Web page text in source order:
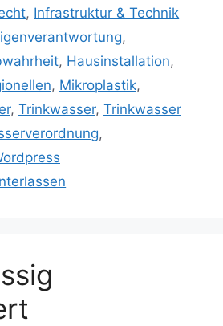
, Infrastruktur & Technik
,
, Hausinstallation,
, Mikroplastik,
, Trinkwasser, Trinkwasser
,